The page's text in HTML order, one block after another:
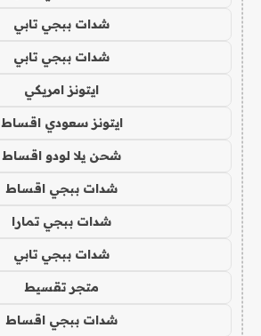
شدات ببجي تابي
شدات ببجي تابي
ايتونز امريكي
ايتونز سعودي اقساط
شحن يلا لودو اقساط
شدات ببجي اقساط
شدات ببجي تمارا
شدات ببجي تابي
متجر تقسيط
شدات ببجي اقساط